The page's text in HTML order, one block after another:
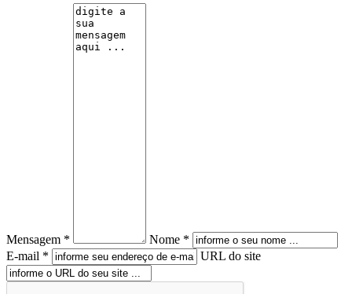
Mensagem *
Nome *
E-mail *
URL do site